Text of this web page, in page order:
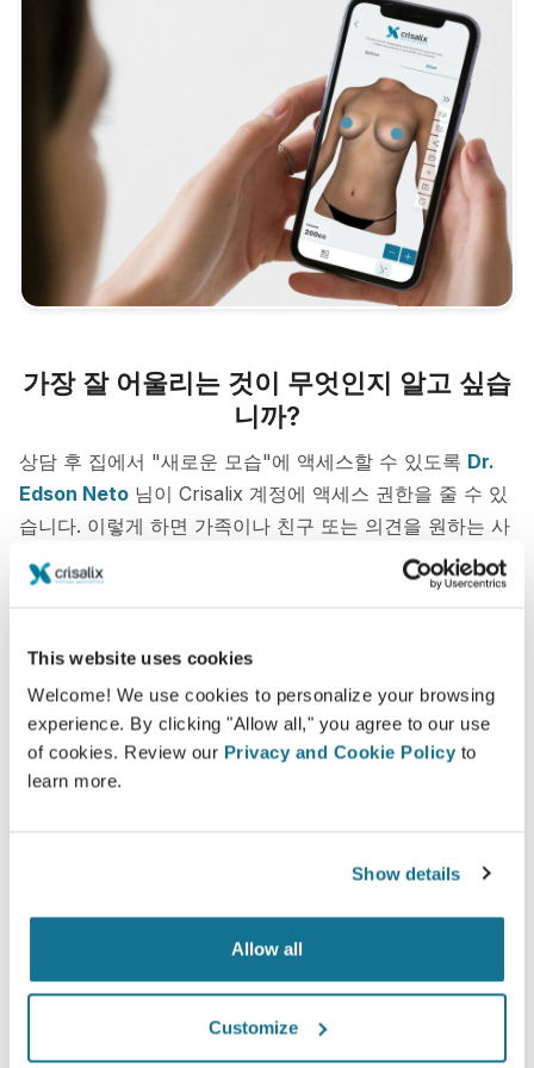
This website uses cookies
Welcome! We use cookies to personalize your browsing
experience. By clicking "Allow all," you agree to our use
of cookies. Review our Privacy and Cookie Policy to
learn more.
Show details
Allow all
Customize
가장 잘 어울리는 것이 무엇인지 알고 싶습
니까?
상담 후 집에서 "새로운 모습"에 액세스할 수 있도록 Dr.
Edson Neto 님이 Crisalix 계정에 액세스 권한을 줄 수 있
습니다. 이렇게 하면 가족이나 친구 또는 의견을 원하는 사
람과 공유할 수 있습니다.
서버는 완전히 암호화되어 있습니다. 정보는 안전하
첨단 기술